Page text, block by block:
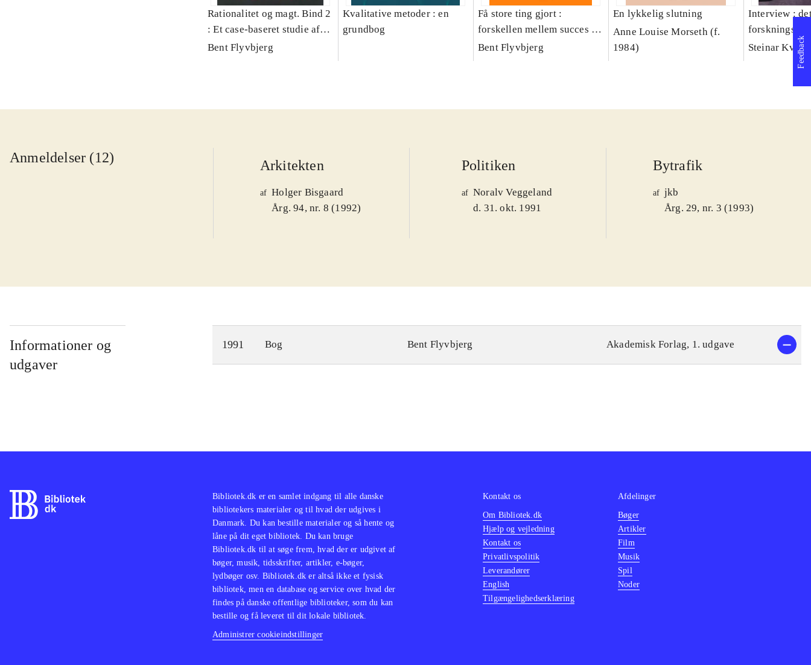
Rationalitet og magt. Bind 2
: Et case-baseret studie af
planlægning, politik og
Bent Flyvbjerg
Kvalitative metoder : en
grundbog
Få store ting gjort :
forskellen mellem succes og
fiasko i alle slags projekter
Bent Flyvbjerg
En lykkelig slutning
Anne Louise Morseth (f.
1984)
Interview :
håndværk
Steinar Kvale
Anmeldelser (12) Arkitekten
af Holger Bisgaard
Årg. 94, nr. 8 (1992)
Politiken
af Noralv Veggeland
d. 31. okt. 1991
Bytrafik
af jkb
Årg. 29, nr. 3 (1993)
Informationer og
udgaver
1991 Bog Bent Flyvbjerg Akademisk Forlag, 1. udgave
Feedback
Bibliotek.dk er en samlet indgang til alle danske
bibliotekers materialer og til hvad der udgives i
Danmark. Du kan bestille materialer og så hente og
låne på dit eget bibliotek. Du kan bruge
Bibliotek.dk til at søge frem, hvad der er udgivet af
bøger, musik, tidsskrifter, artikler, e-bøger,
lydbøger osv. Bibliotek.dk er altså ikke et fysisk
bibliotek, men en database og service over hvad der
findes på danske offentlige biblioteker, som du kan
bestille og få leveret til dit lokale bibliotek.
Administrer cookieindstillinger
Kontakt os
Om Bibliotek.dk
Hjælp og vejledning
Kontakt os
Privatlivspolitik
Leverandører
English
Tilgængelighedserklæring
Afdelinger
Bøger
Artikler
Film
Musik
Spil
Noder